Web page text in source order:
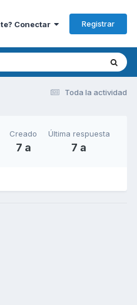
Conectar Registrar
Toda la actividad
Creado
7 a
Última respuesta
7 a